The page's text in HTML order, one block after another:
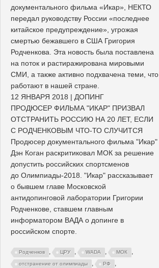
документального фильма «Икар», НЕКТО
передал руководству России «последнее
китайское предупреждение», угрожая
смертью бежавшего в США Григория
Родченкова. Эта новость была поставлена
на поток и растиражирована мировыми
СМИ, а также активно подхвачена теми, что
работают в нашей стране.
12 ЯНВАРЯ 2018 | ДОПИНГ
ПРОДЮСЕР ФИЛЬМА "ИКАР" ПРИЗВАЛ
ОТСТРАНИТЬ РОССИЮ НА 20 ЛЕТ, ЕСЛИ
С РОДЧЕНКОВЫМ ЧТО-ТО СЛУЧИТСЯ
Продюсер документального фильма "Икар"
Дэн Коган раскритиковал МОК за решение
допустить российских спортсменов
до Олимпиады-2018. "Икар" рассказывает
о бывшем главе Московской
антидопинговой лаборатории Григории
Родченкове, ставшем главным
информатором ВАДА о допинге в
российском спорте.
Родченков , ЦРУ , WADA , МОК ,
отстранение от олимпиады , РФ ,